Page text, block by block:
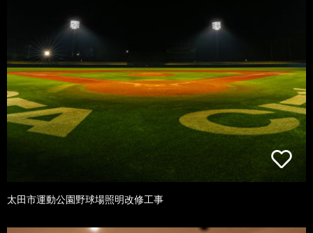
太田市運動公園野球場照明改修工事